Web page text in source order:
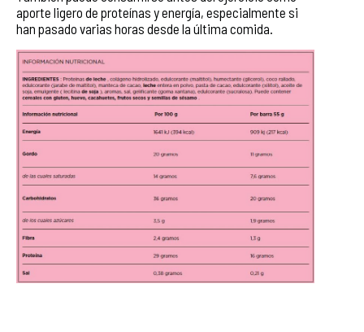
aporte ligero de proteínas y energía, especialmente si
han pasado varias horas desde la última comida.